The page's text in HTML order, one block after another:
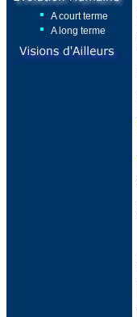
A court terme
A long terme